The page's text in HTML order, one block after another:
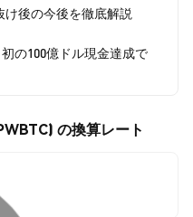
け後の今後を徹底解説
の100億ドル現金達成で
の換算レート